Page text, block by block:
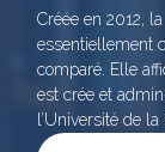
Créée en 2012,
essentiellement
comparé. Elle
est crée et
l’Université de la